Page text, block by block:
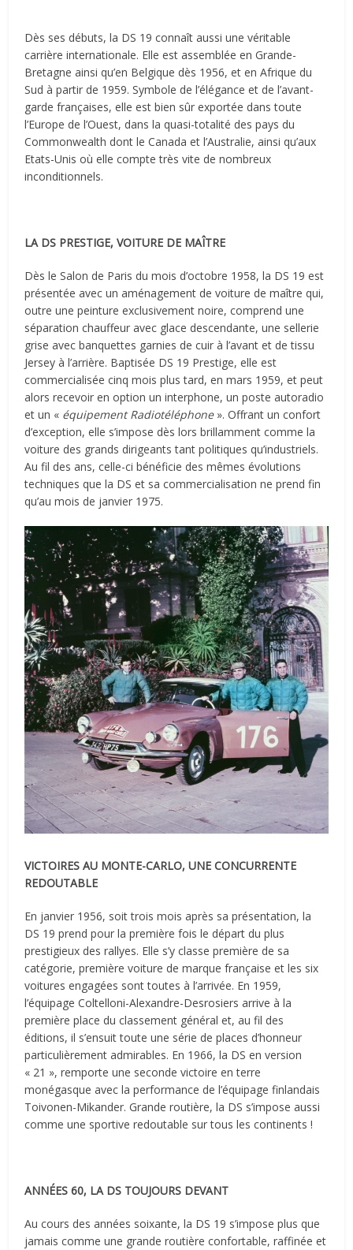
Dès ses débuts, la DS 19 connaît aussi une véritable
carrière internationale. Elle est assemblée en Grande-
Bretagne ainsi qu’en Belgique dès 1956, et en Afrique du
Sud à partir de 1959. Symbole de l’élégance et de l’avant-
garde françaises, elle est bien sûr exportée dans toute
l’Europe de l’Ouest, dans la quasi-totalité des pays du
Commonwealth dont le Canada et l’Australie, ainsi qu’aux
Etats-Unis où elle compte très vite de nombreux
inconditionnels.
LA DS PRESTIGE, VOITURE DE MAÎTRE
Dès le Salon de Paris du mois d’octobre 1958, la DS 19 est
présentée avec un aménagement de voiture de maître qui,
outre une peinture exclusivement noire, comprend une
séparation chauffeur avec glace descendante, une sellerie
grise avec banquettes garnies de cuir à l’avant et de tissu
Jersey à l’arrière. Baptisée DS 19 Prestige, elle est
commercialisée cinq mois plus tard, en mars 1959, et peut
alors recevoir en option un interphone, un poste autoradio
et un « équipement Radiotéléphone». Offrant un confort
d’exception, elle s’impose dès lors brillamment comme la
voiture des grands dirigeants tant politiques qu’industriels.
Au fil des ans, celle-ci bénéficie des mêmes évolutions
techniques que la DS et sa commercialisation ne prend fin
qu’au mois de janvier 1975.
VICTOIRES AU MONTE-CARLO, UNE CONCURRENTE
REDOUTABLE
En janvier 1956, soit trois mois après sa présentation, la
DS 19 prend pour la première fois le départ du plus
prestigieux des rallyes. Elle s’y classe première de sa
catégorie, première voiture de marque française et les six
voitures engagées sont toutes à l’arrivée. En 1959,
l’équipage Coltelloni-Alexandre-Desrosiers arrive à la
première place du classement général et, au fil des
éditions, il s’ensuit toute une série de places d’honneur
particulièrement admirables. En 1966, la DS en version
« 21 », remporte une seconde victoire en terre
monégasque avec la performance de l’équipage finlandais
Toivonen-Mikander. Grande routière, la DS s’impose aussi
comme une sportive redoutable sur tous les continents !
ANNÉES 60, LA DS TOUJOURS DEVANT
Au cours des années soixante, la DS 19 s’impose plus que
jamais comme une grande routière confortable, raffinée et